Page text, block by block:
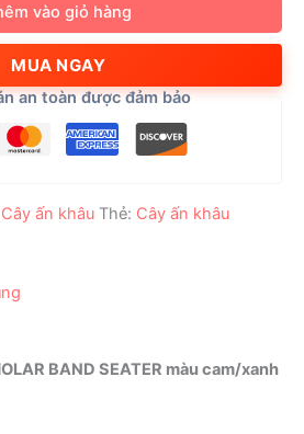
MOLAR
BAND
SEATER
màu
cam/xanh
dương
số
vào giỏ hàng
MUA NGAY
an toàn được đảm bảo
Cây ấn khâu Thẻ: Cây ấn khâu
BAND SEATER màu cam/xanh